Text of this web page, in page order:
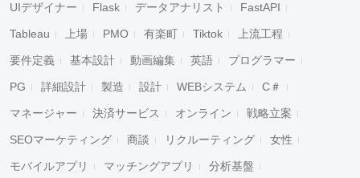
UIデザイナー Flask データアナリスト FastAPI
Tableau 上場 PMO 有楽町 Tiktok 上流工程
要件定義 基本設計 動画編集 英語 プログラマー
PG 詳細設計 製造 設計 WEBシステム C＃
マネージャー 決済サービス オンライン 戦略立案
SEOマーケティング 商談 リクルーティング 女性
モバイルアプリ マッチングアプリ 分析基盤